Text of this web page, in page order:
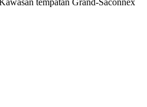
Kawasan tempatan Grand-Saconnex